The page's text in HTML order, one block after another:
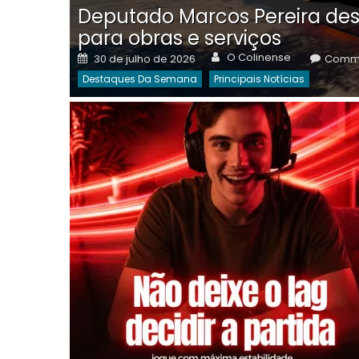
Deputado Marcos Pereira
para obras e serviços
Posted
on
30 de julho de 2026 Author
O Colinense
Destaques Da Semana Principais Notícias